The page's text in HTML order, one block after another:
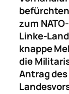
zum
Linke-
knappe
die
Antrag